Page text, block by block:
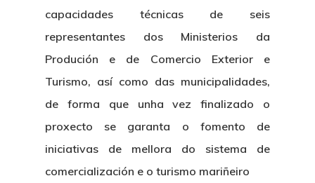
capacidades técnicas de seis
representantes dos Ministerios da
Produción e de Comercio Exterior e
Turismo, así como das municipalidades,
de forma que unha vez finalizado o
proxecto se garanta o fomento de
iniciativas de mellora do sistema de
comercialización e o turismo mariñeiro